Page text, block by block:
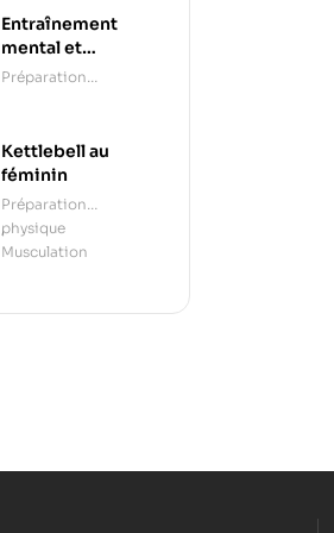
Entraînement
mental et
coaching du
Préparation
Kettlebell au
féminin
Préparation
physique
,
Musculation